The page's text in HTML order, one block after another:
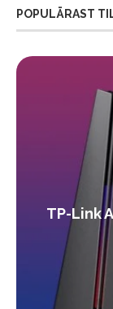
POPULÄRAST
TP-Link